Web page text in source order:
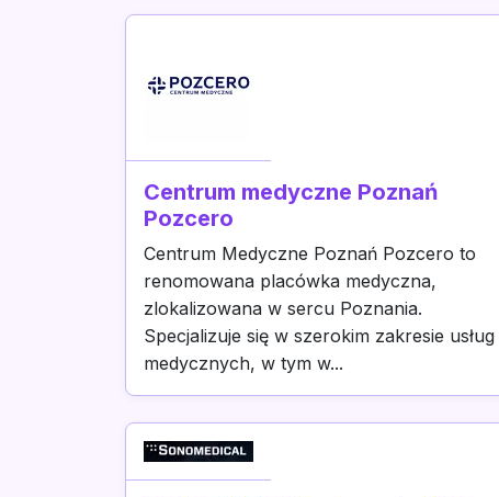
Centrum medyczne Poznań
Pozcero
Centrum Medyczne Poznań Pozcero to
renomowana placówka medyczna,
zlokalizowana w sercu Poznania.
Specjalizuje się w szerokim zakresie usług
medycznych, w tym w...